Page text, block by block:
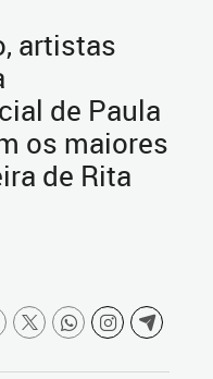
artistas
de Paula
os maiores
de Rita